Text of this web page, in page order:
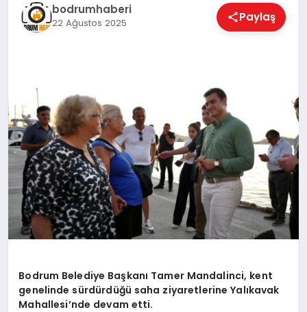
MUĞLA
bodrumhaberi
22 Ağustos 2025 Paylaş
Bodrum Belediye Başkanı Tamer Mandalinci, kent
genelinde sürdürdüğü saha ziyaretlerine Yalıkavak
Mahallesi’nde devam etti.